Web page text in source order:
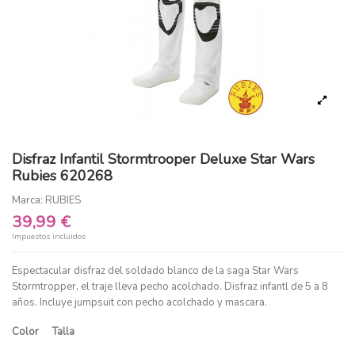
Disfraz Infantil Stormtrooper Deluxe Star Wars
Rubies 620268
Marca: RUBIES
39,99 €
Impuestos incluidos
Espectacular disfraz del soldado blanco de la saga Star Wars
Stormtropper, el traje lleva pecho acolchado. Disfraz infantl de 5 a 8
años. Incluye jumpsuit con pecho acolchado y mascara.
Color
Talla